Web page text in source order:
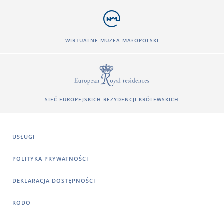
WIRTUALNE MUZEA MAŁOPOLSKI
SIEĆ EUROPEJSKICH REZYDENCJI KRÓLEWSKICH
USŁUGI
POLITYKA PRYWATNOŚCI
DEKLARACJA DOSTĘPNOŚCI
RODO